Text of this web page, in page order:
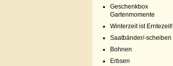
Geschenkbox
Gartenmomente
Winterzeit ist Erntezeit!
Saatbänder/-scheiben
Bohnen
Erbsen